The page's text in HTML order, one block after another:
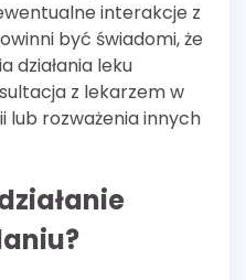
interakcje z
być świadomi, że
działania leku
z lekarzem w
lub rozważenia innych